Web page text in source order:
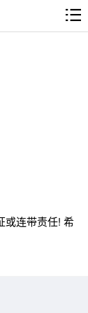
或连带责任! 希